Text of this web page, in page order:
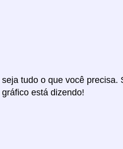
tudo o que você precisa.
está dizendo!